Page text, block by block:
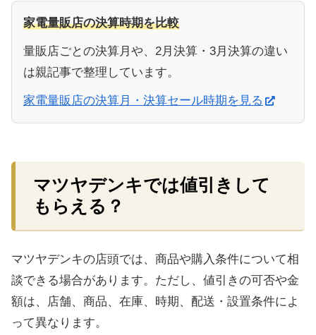
家電量販店の決算時期を比較
量販店ごとの決算月や、2月決算・3月決算の違い
は親記事で整理しています。
家電量販店の決算月・決算セール時期を見る
マツヤデンキでは値引きして
もらえる？
マツヤデンキの店頭では、商品や購入条件について相
談できる場合があります。ただし、値引きの可否や金
額は、店舗、商品、在庫、時期、配送・設置条件によ
って異なります。